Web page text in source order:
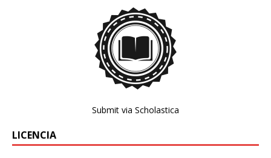
Submit via Scholastica
LICENCIA